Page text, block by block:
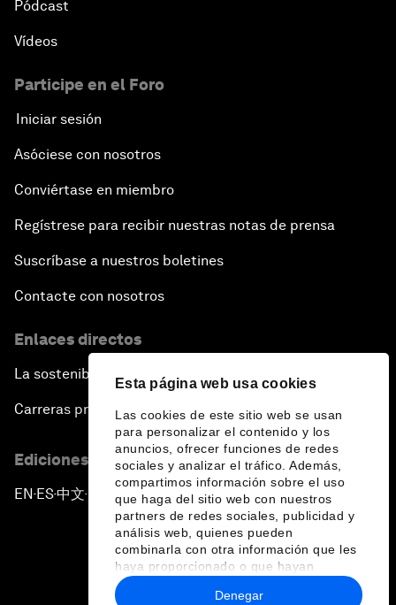
Esta página web usa cookies
Las cookies de este sitio web se usan
para personalizar el contenido y los
anuncios, ofrecer funciones de redes
sociales y analizar el tráfico. Además,
compartimos información sobre el uso
que haga del sitio web con nuestros
partners de redes sociales, publicidad y
análisis web, quienes pueden
combinarla con otra información que les
haya proporcionado o que hayan
recopilado a partir del uso que haya
hecho de sus servicios.
Denegar
Pódcast
Vídeos
Participe en el Foro
Iniciar sesión
Asóciese con nosotros
Conviértase en miembro
Regístrese para recibir nuestras notas de prensa
Suscríbase a nuestros boletines
Contacte con nosotros
Enlaces directos
La sostenibilidad en el Foro
Carreras profesionales
Ediciones en otros idiomas
EN ▪ES▪中文▪ 日本語